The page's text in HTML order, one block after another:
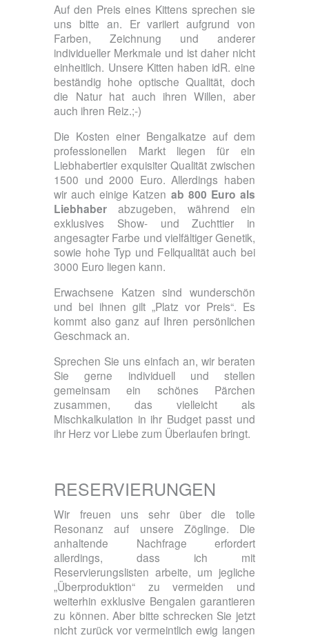
Auf den Preis eines Kittens sprechen sie
uns bitte an. Er variiert aufgrund von
Farben, Zeichnung und anderer
individueller Merkmale und ist daher nicht
einheitlich. Unsere Kitten haben idR. eine
beständig hohe optische Qualität, doch
die Natur hat auch ihren Willen, aber
auch ihren Reiz.;-)
Die Kosten einer Bengalkatze auf dem
professionellen Markt liegen für ein
Liebhabertier exquisiter Qualität zwischen
1500 und 2000 Euro. Allerdings haben
wir auch einige Katzen ab 800 Euro als
Liebhaber abzugeben, während ein
exklusives Show- und Zuchttier in
angesagter Farbe und vielfältiger Genetik,
sowie hohe Typ und Fellqualität auch bei
3000 Euro liegen kann.
Erwachsene Katzen sind wunderschön
und bei ihnen gilt „Platz vor Preis“. Es
kommt also ganz auf Ihren persönlichen
Geschmack an.
Sprechen Sie uns einfach an, wir beraten
Sie gerne individuell und stellen
gemeinsam ein schönes Pärchen
zusammen, das vielleicht als
Mischkalkulation in ihr Budget passt und
ihr Herz vor Liebe zum Überlaufen bringt.
RESERVIERUNGEN
Wir freuen uns sehr über die tolle
Resonanz auf unsere Zöglinge. Die
anhaltende Nachfrage erfordert
allerdings, dass ich mit
Reservierungslisten arbeite, um jegliche
„Überproduktion“ zu vermeiden und
weiterhin exklusive Bengalen garantieren
zu können. Aber bitte schrecken Sie jetzt
nicht zurück vor vermeintlich ewig langen